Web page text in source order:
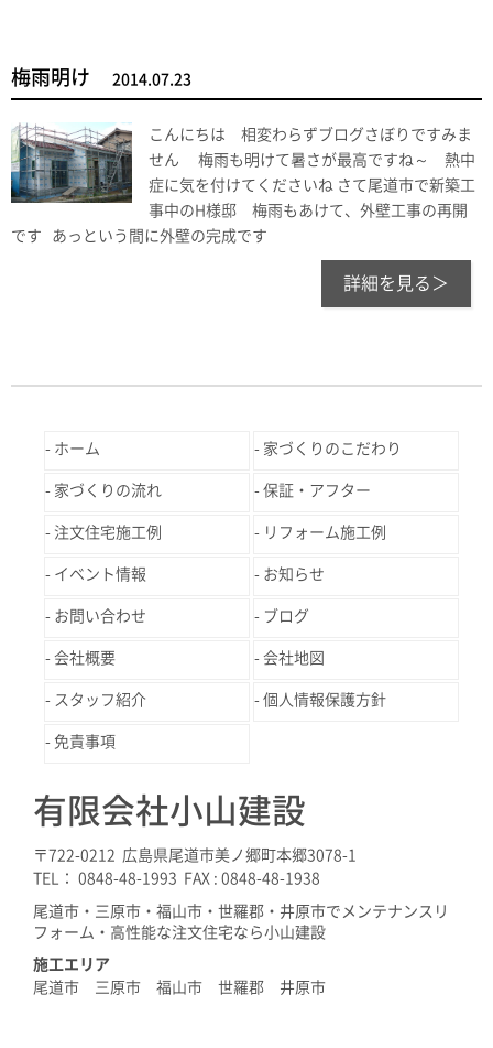
梅雨明け 2014.07.23
こんにちは 相変わらずブログさぼりですみま
せん 梅雨も明けて暑さが最高ですね～ 熱中
症に気を付けてくださいね さて尾道市で新築工
事中のH様邸 梅雨もあけて、外壁工事の再開
です あっという間に外壁の完成です
詳細を見る＞
ホーム 家づくりのこだわり
家づくりの流れ 保証・アフター
注文住宅施工例 リフォーム施工例
イベント情報 お知らせ
お問い合わせ ブログ
会社概要 会社地図
スタッフ紹介 個人情報保護方針
免責事項
有限会社小山建設
〒722-0212 広島県尾道市美ノ郷町本郷3078-1
TEL： 0848-48-1993 FAX : 0848-48-1938
尾道市・三原市・福山市・世羅郡・井原市でメンテナンスリ
フォーム・高性能な注文住宅なら小山建設
施工エリア
尾道市 三原市 福山市 世羅郡 井原市